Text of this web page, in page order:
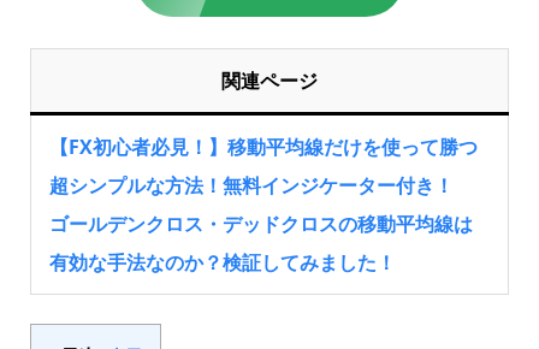
関連ページ
【FX初心者必見！】移動平均線だけを使って勝つ
超シンプルな方法！無料インジケーター付き！
ゴールデンクロス・デッドクロスの移動平均線は
有効な手法なのか？検証してみました！